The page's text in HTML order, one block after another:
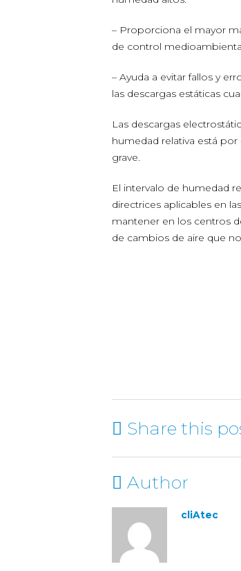
– Proporciona el mayor
de control
– Ayuda a evitar fallos y
las descargas estáticas
Las descargas
humedad relativa está por
grave.
El intervalo de humedad
directrices aplicables en
mantener en los centros
de cambios de aire que
Share this
Author
cliAtec